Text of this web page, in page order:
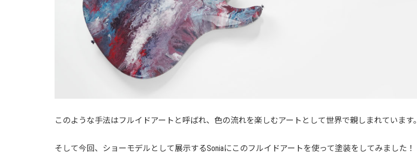
このような手法はフルイドアートと呼ばれ、色の流れを楽しむアートとして世界で親しまれています。
そして今回、ショーモデルとして展示するSoniaにこのフルイドアートを使って塗装をしてみました！